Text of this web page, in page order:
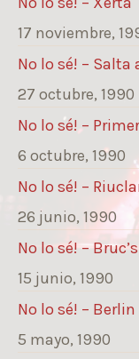
17 noviembre,
No lo sé! – Salta
27 octubre, 1990
No lo sé! –
6 octubre, 1990
No lo sé! –
26 junio, 1990
No lo sé! –
15 junio, 1990
No lo sé! –
5 mayo, 1990